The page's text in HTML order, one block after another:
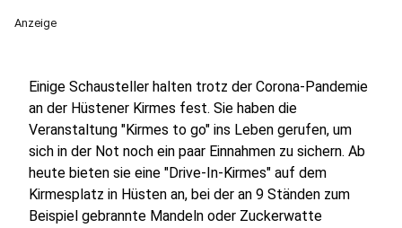
Anzeige
Einige Schausteller halten trotz der Corona-Pandemie
an der Hüstener Kirmes fest. Sie haben die
Veranstaltung "Kirmes to go" ins Leben gerufen, um
sich in der Not noch ein paar Einnahmen zu sichern. Ab
heute bieten sie eine "Drive-In-Kirmes" auf dem
Kirmesplatz in Hüsten an, bei der an 9 Ständen zum
Beispiel gebrannte Mandeln oder Zuckerwatte